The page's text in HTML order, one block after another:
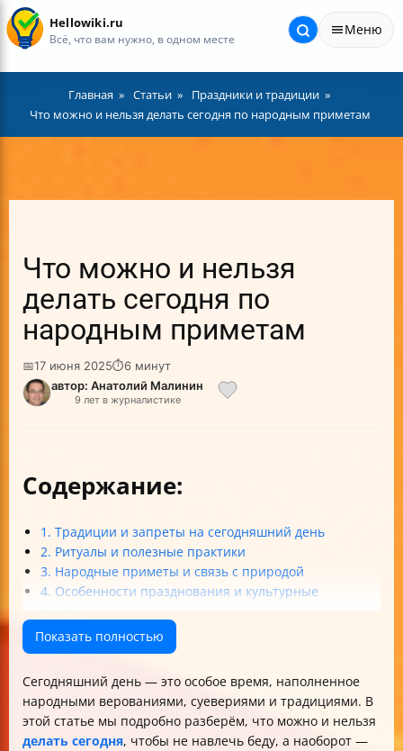
Hellowiki.ru
Всё, что вам нужно, в одном месте
Меню
Главная Статьи
Праздники и традиции
Что можно и нельзя делать сегодня по народным приметам
Что можно и нельзя
делать сегодня по
народным приметам
📅17 июня 2025⏱6 минут
автор: Анатолий Малинин
9 лет в журналистике
Содержание:
1. Традиции и запреты на сегодняшний день
2. Ритуалы и полезные практики
3. Народные приметы и связь с природой
4. Особенности празднования и культурные
Итог
Показать полностью
Сегодняшний день — это особое время, наполненное
народными верованиями, суевериями и традициями. В
этой статье мы подробно разберём, что можно и нельзя
делать сегодня, чтобы не навлечь беду, а наоборот —